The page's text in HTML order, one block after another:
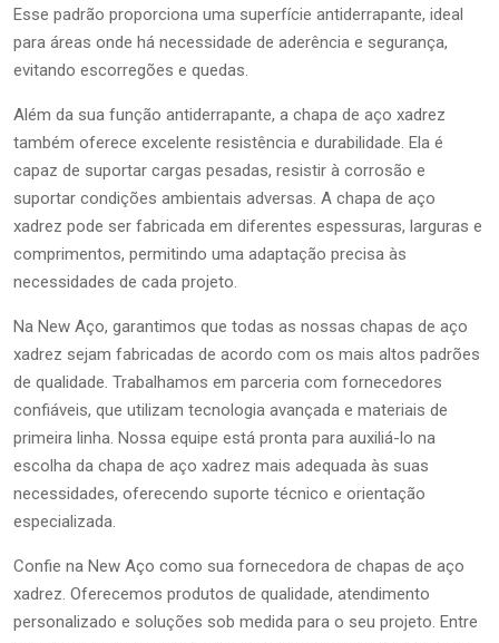
Esse padrão proporciona uma superfície antiderrapante, ideal
para áreas onde há necessidade de aderência e segurança,
evitando escorregões e quedas.
Além da sua função antiderrapante, a chapa de aço xadrez
também oferece excelente resistência e durabilidade. Ela é
capaz de suportar cargas pesadas, resistir à corrosão e
suportar condições ambientais adversas. A chapa de aço
xadrez pode ser fabricada em diferentes espessuras, larguras e
comprimentos, permitindo uma adaptação precisa às
necessidades de cada projeto.
Na New Aço, garantimos que todas as nossas chapas de aço
xadrez sejam fabricadas de acordo com os mais altos padrões
de qualidade. Trabalhamos em parceria com fornecedores
confiáveis, que utilizam tecnologia avançada e materiais de
primeira linha. Nossa equipe está pronta para auxiliá-lo na
escolha da chapa de aço xadrez mais adequada às suas
necessidades, oferecendo suporte técnico e orientação
especializada.
Confie na New Aço como sua fornecedora de chapas de aço
xadrez. Oferecemos produtos de qualidade, atendimento
personalizado e soluções sob medida para o seu projeto. Entre